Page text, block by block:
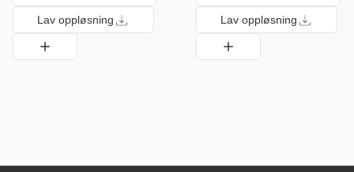
Lav oppløsning Lav oppløsning